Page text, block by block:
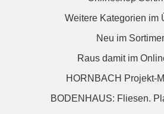
Weitere Kategorien im
Neu im
Raus damit im
HORNBACH Projekt-
BODENHAUS: Fliesen.